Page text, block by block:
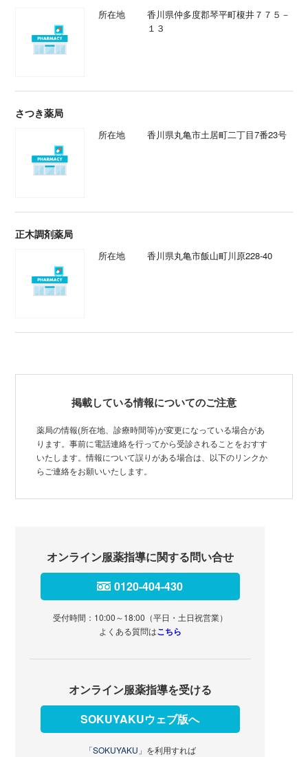
所在地
香川県仲多度郡琴平町榎井７７５－
１３
さつき薬局
所在地 香川県丸亀市土居町二丁目7番23号
正木調剤薬局
所在地 香川県丸亀市飯山町川原228-40
掲載している情報についてのご注意
薬局の情報(所在地、診療時間等)が変更になっている場合があ
ります。事前に電話連絡を行ってから受診されることをおすす
いたします。情報について誤りがある場合は、以下のリンクか
らご連絡をお願いいたします。
オンライン服薬指導に関する問い合せ
0120-404-430
受付時間：10:00～18:00（平日・土日祝営業）
よくある質問はこちら
オンライン服薬指導を受ける
SOKUYAKUウェブ版へ
「SOKUYAKU」 を利用すれば